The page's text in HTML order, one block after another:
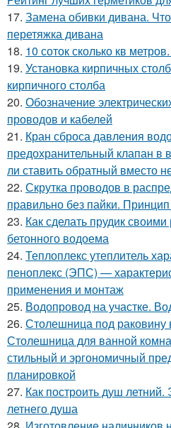
17. Замена обивки дивана.
перетяжка дивана
18. 10 соток сколько кв
19. Установка кирпичных
кирпичного столба
20. Обозначение
проводов и кабелей
21. Кран сброса давления
предохранительный клапан в
ли ставить обратный вместо
22. Скрутка проводов в
правильно без пайки.
23. Как сделать прудик
бетонного водоема
24. Теплоплекс утеплитель
пеноплекс (ЭПС) —
применения и монтаж
25. Водопровод на участке.
26. Столешница под раковину
Столешница для ванной
стильный и эргономичный
планировкой
27. Как построить душ летний.
летнего душа